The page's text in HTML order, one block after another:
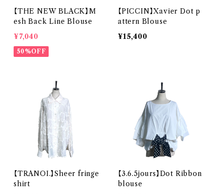
【THE NEW BLACK】M
esh Back Line Blouse
¥7,040
50%OFF
【PICCIN】Xavier Dot p
attern Blouse
¥15,400
【TRANOI.】Sheer fringe
shirt
【3.6.5jours】Dot Ribbon
blouse